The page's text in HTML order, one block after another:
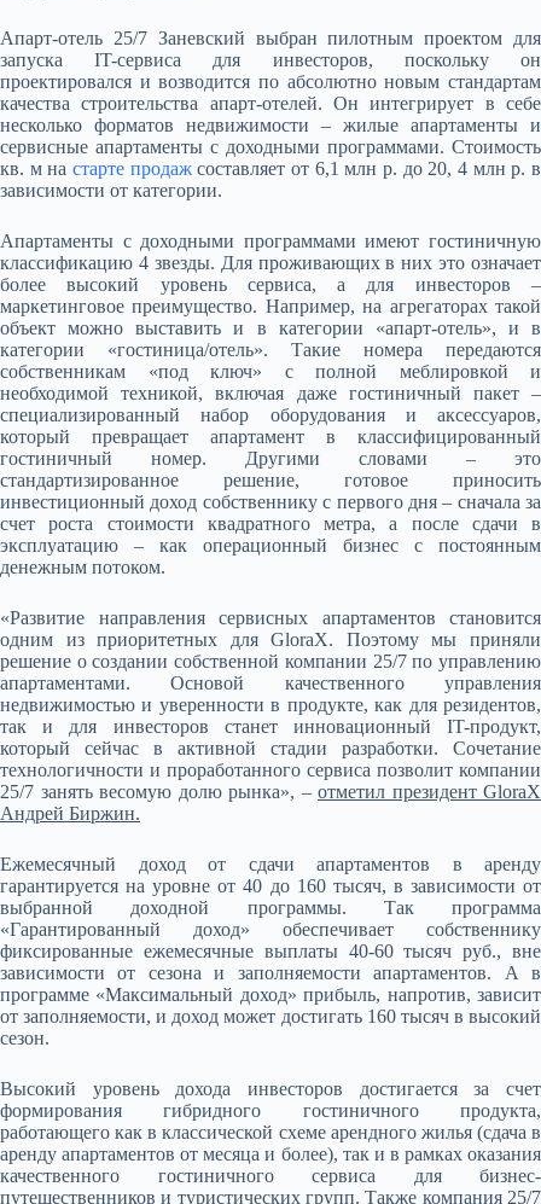
Апарт-отель 25/7 Заневский выбран пилотным проектом для
запуска IT-сервиса для инвесторов, поскольку он
проектировался и возводится по абсолютно новым стандартам
качества строительства апарт-отелей. Он интегрирует в себе
несколько форматов недвижимости – жилые апартаменты и
сервисные апартаменты с доходными программами. Стоимость
кв. м на старте продажсоставляет от 6,1 млн р. до 20, 4 млн р. в
зависимости от категории.
Апартаменты с доходными программами имеют гостиничную
классификацию 4 звезды. Для проживающих в них это означает
более высокий уровень сервиса, а для инвесторов –
маркетинговое преимущество. Например, на агрегаторах такой
объект можно выставить и в категории «апарт-отель», и в
категории «гостиница/отель». Такие номера передаются
собственникам «под ключ» с полной меблировкой и
необходимой техникой, включая даже гостиничный пакет –
специализированный набор оборудования и аксессуаров,
который превращает апартамент в классифицированный
гостиничный номер. Другими словами – это
стандартизированное решение, готовое приносить
инвестиционный доход собственнику с первого дня – сначала за
счет роста стоимости квадратного метра, а после сдачи в
эксплуатацию – как операционный бизнес с постоянным
денежным потоком.
«Развитие направления сервисных апартаментов становится
одним из приоритетных для GloraX. Поэтому мы приняли
решение о создании собственной компании 25/7 по управлению
апартаментами. Основой качественного управления
недвижимостью и уверенности в продукте, как для резидентов,
так и для инвесторов станет инновационный IT-продукт,
который сейчас в активной стадии разработки. Сочетание
технологичности и проработанного сервиса позволит компании
25/7 занять весомую долю рынка», – отметил президент GloraX
Андрей Биржин.
Ежемесячный доход от сдачи апартаментов в аренду
гарантируется на уровне от 40 до 160 тысяч, в зависимости от
выбранной доходной программы. Так программа
«Гарантированный доход» обеспечивает собственнику
фиксированные ежемесячные выплаты 40-60 тысяч руб., вне
зависимости от сезона и заполняемости апартаментов. А в
программе «Максимальный доход» прибыль, напротив, зависит
от заполняемости, и доход может достигать 160 тысяч в высокий
сезон.
Высокий уровень дохода инвесторов достигается за счет
формирования гибридного гостиничного продукта,
работающего как в классической схеме арендного жилья (сдача в
аренду апартаментов от месяца и более), так и в рамках оказания
качественного гостиничного сервиса для бизнес-
путешественников и туристических групп. Также компания 25/7